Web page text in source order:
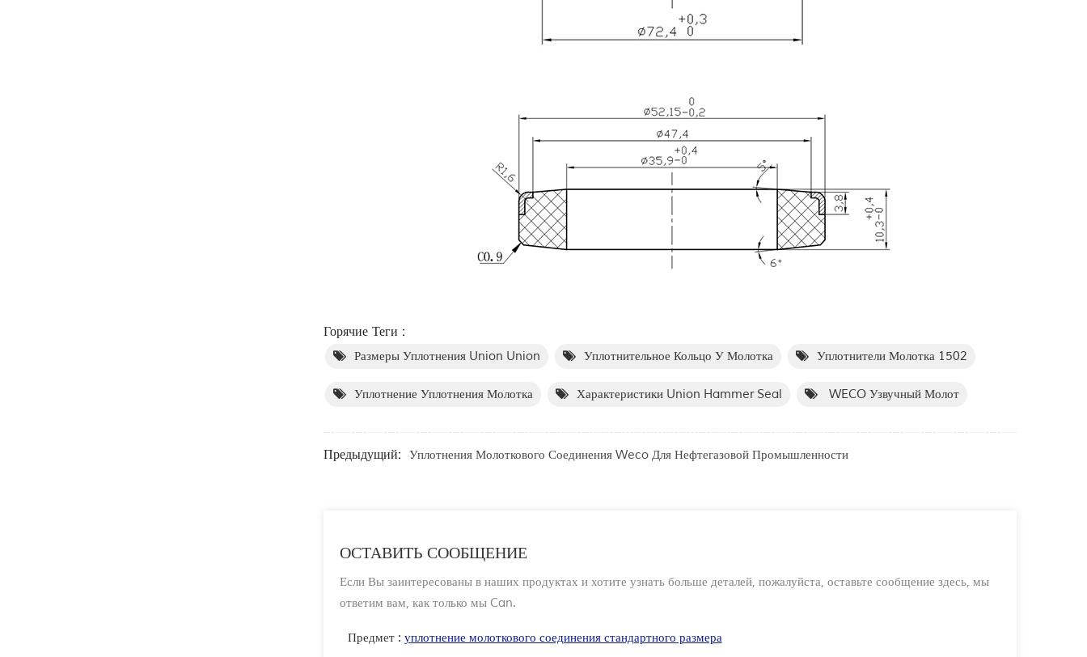
Горячие Теги :
Размеры Уплотнения Union Union Уплотнительное Кольцо У Молотка Уплотнители Молотка 1502
Уплотнение Уплотнения Молотка Характеристики Union Hammer Seal WECO Узвучный Молот
Предыдущий: Уплотнения Молоткового Соединения Weco Для Нефтегазовой Промышленности
ОСТАВИТЬ СООБЩЕНИЕ
Если Вы заинтересованы в наших продуктах и хотите узнать больше деталей, пожалуйста, оставьте сообщение здесь, мы
ответим вам, как только мы Can.
Предмет : уплотнение молоткового соединения стандартного размера